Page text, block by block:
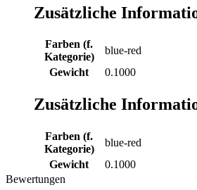
Zusätzliche
Farben (f.
Kategorie)
blue-red
Gewicht
0.1000
Zusätzliche
Farben (f.
Kategorie)
blue-red
Gewicht
0.1000
Bewertungen